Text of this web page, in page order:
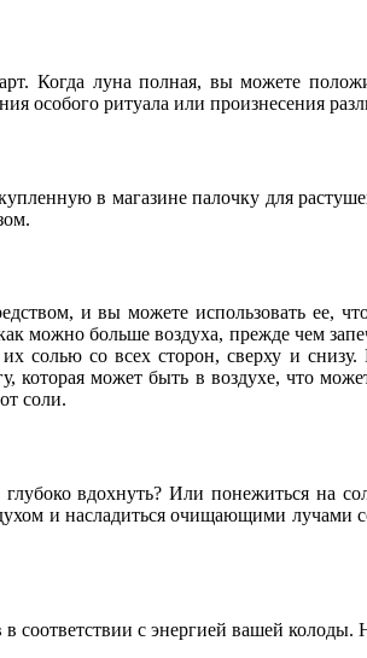
Когда луна полная, вы можете
особого ритуала или произнесения
в магазине палочку для
и вы можете использовать ее,
можно больше воздуха, прежде чем
солью со всех сторон, сверху и
которая может быть в воздухе, что
соли.
вдохнуть? Или понежиться на
и насладиться очищающими лучами
соответствии с энергией вашей колоды.